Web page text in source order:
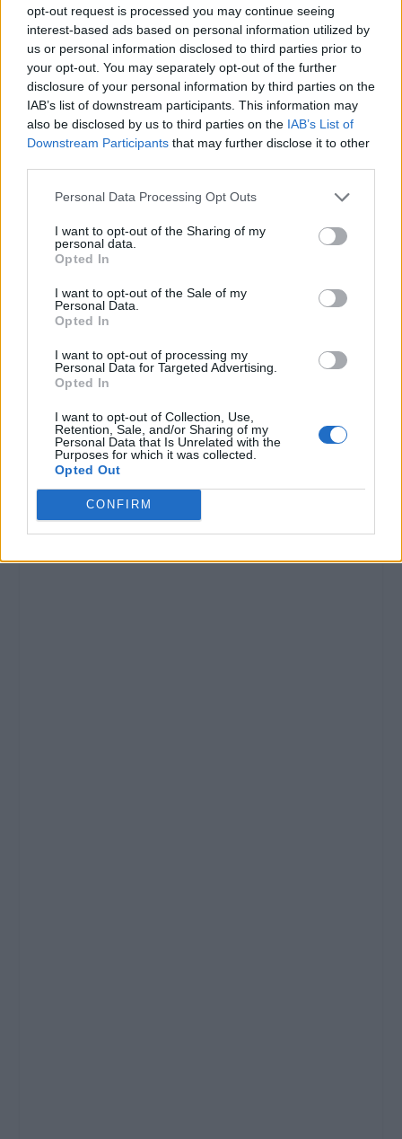
opt-out request is processed you may continue seeing
interest-based ads based on personal information utilized by
us or personal information disclosed to third parties prior to
your opt-out. You may separately opt-out of the further
disclosure of your personal information by third parties on the
IAB’s list of downstream participants. This information may
also be disclosed by us to third parties on the IAB’s List of
Downstream Participants that may further disclose it to other
Personal Data Processing Opt Outs
I want to opt-out of the Sharing of my
personal data.
Opted In
I want to opt-out of the Sale of my
Personal Data.
Opted In
I want to opt-out of processing my
Personal Data for Targeted Advertising.
Opted In
I want to opt-out of Collection, Use,
Retention, Sale, and/or Sharing of my
Personal Data that Is Unrelated with the
Purposes for which it was collected.
Opted Out
CONFIRM